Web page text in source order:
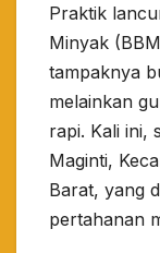
Praktik
Minyak
tampaknya
melainkan
rapi. Kali ini,
Maginti,
Barat, yang
pertahanan